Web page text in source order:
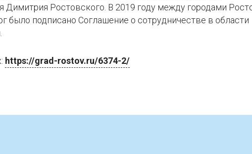
Димитрия Ростовского. В 2019 году между городами
было подписано Соглашение о сотрудничестве в области
https://grad-rostov.ru/6374-2/